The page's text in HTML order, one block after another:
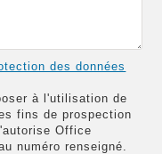
des données
à l'utilisation de
fins de prospection
Office
numéro renseigné.